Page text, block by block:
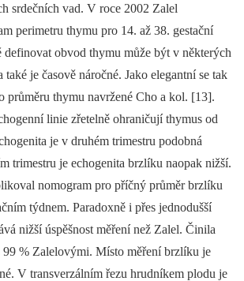
srdečních vad. V roce 2002 Zalel
perimetru thymu pro 14. až 38. gestační
obvod thymu může být v některých
také je časově náročné. Jako elegantní se tak
průměru thymu navržené Cho a kol. [13].
linie zřetelně ohraničují thymus od
je v druhém trimestru podobná
trimestru je echogenita brzlíku naopak nižší.
nomogram pro příčný průměr brzlíku
týdnem. Paradoxně i přes jednodušší
nižší úspěšnost měření než Zalel. Činila
99 % Zalelovými. Místo měření brzlíku je
V transverzálním řezu hrudníkem plodu je